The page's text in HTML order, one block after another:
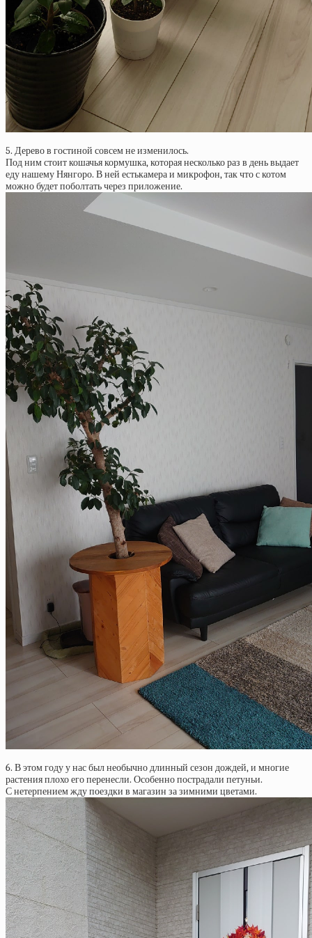
5. Дерево в гостиной совсем не изменилось.
Под ним стоит кошачья кормушка, которая несколько раз в день выдает
еду нашему Нянгоро. В ней естькамера и микрофон, так что с котом
можно будет поболтать через приложение.
6. В этом году у нас был необычно длинный сезон дождей, и многие
растения плохо его перенесли. Особенно пострадали петуньи.
С нетерпением жду поездки в магазин за зимними цветами.